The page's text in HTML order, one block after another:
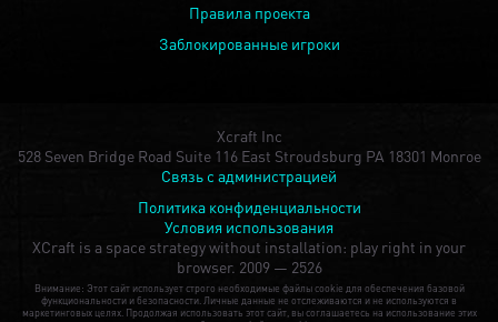
Правила проекта
Заблокированные игроки
Xcraft Inc
528 Seven Bridge Road Suite 116 East Stroudsburg PA 18301 Monroe
Связь с администрацией
Политика конфиденциальности
Условия использования
XCraft is a space strategy without installation: play right in your
browser. 2009 — 2526
Внимание: Этот сайт использует строго необходимые файлы cookie для обеспечения базовой
функциональности и безопасности. Личные данные не отслеживаются и не используются в
маркетинговых целях. Продолжая использовать этот сайт, вы соглашаетесь на использование этих